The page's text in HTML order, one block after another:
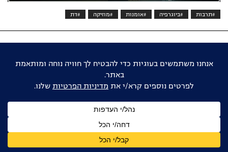
#תרבות #ביוגרפיה #אומנות #מוזיקה #דת
אוהבים דוקו ישראלי?
הישארו מעודכנים
שם
מלא
כתובת